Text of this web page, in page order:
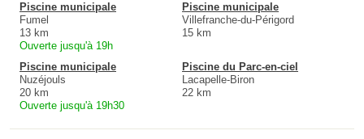
Piscine municipale
Fumel
13 km
Ouverte jusqu'à 19h
Piscine municipale
Villefranche-du-Périgord
15 km
Piscine municipale
Nuzéjouls
20 km
Ouverte jusqu'à 19h30
Piscine du Parc-en-ciel
Lacapelle-Biron
22 km